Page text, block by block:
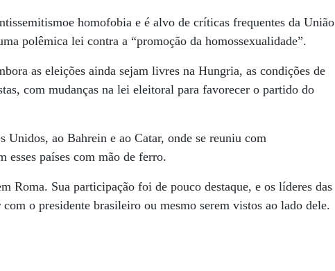
homofobia e é alvo de críticas frequentes da União
polêmica lei contra a “promoção da homossexualidade”.
as eleições ainda sejam livres na Hungria, as condições de
com mudanças na lei eleitoral para favorecer o partido do
ao Bahrein e ao Catar, onde se reuniu com
esses países com mão de ferro.
Roma. Sua participação foi de pouco destaque, e os líderes das
o presidente brasileiro ou mesmo serem vistos ao lado dele.